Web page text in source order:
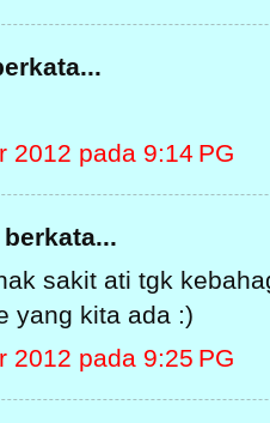
2012 pada 9:14 PG
berkata...
sakit ati tgk
yang kita ada :)
2012 pada 9:25 PG